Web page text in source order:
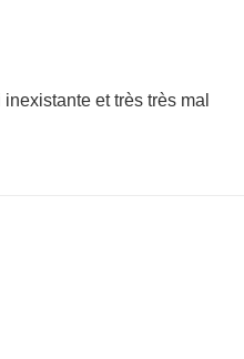
et très très mal